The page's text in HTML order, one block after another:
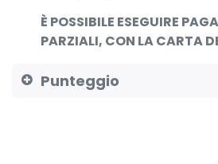
È POSSIBILE ESEGUIRE
PARZIALI, CON LA CARTA
Punteggio